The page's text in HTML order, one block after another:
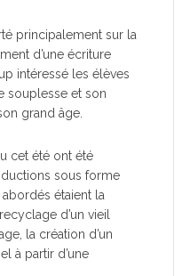
principalement sur la
d’une écriture
intéressé les élèves
souplesse et son
grand âge.
cet été ont été
sous forme
étaient la
d’un vieil
la création d’un
à partir d’une